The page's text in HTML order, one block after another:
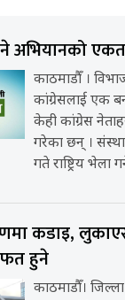
अभियानको
काठमाडौँ ।
कांग्रेसलाई एक
केही कांग्रेस
गरेका छन् ।
गते राष्ट्रिय भेला
कडाइ,
हुने
काठमाडौँ।